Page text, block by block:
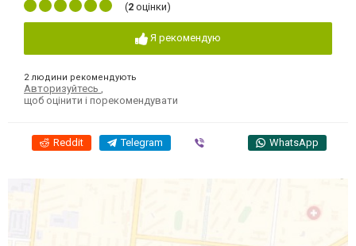
(2 оцінки)
Я рекомендую
2 людини рекомендують
Авторизуйтесь
щоб оцінити і порекомендувати
Reddit Telegram WhatsApp